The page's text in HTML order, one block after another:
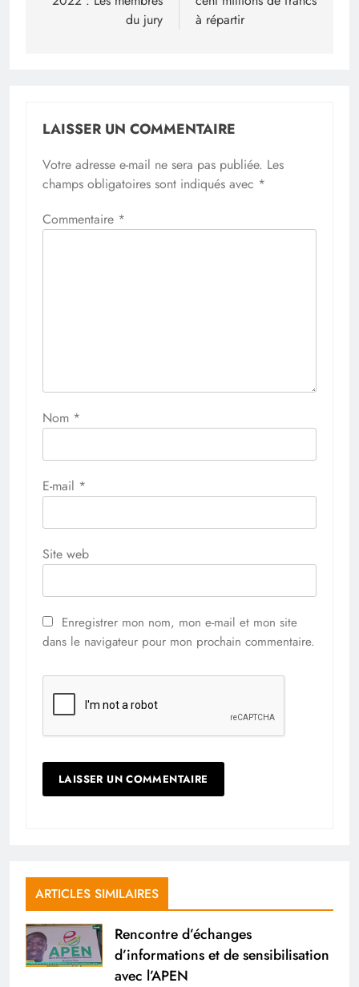
l’article
du jury
à répartir
LAISSER UN COMMENTAIRE
Votre adresse e-mail ne sera pas publiée. Les
champs obligatoires sont indiqués avec *
Commentaire *
Nom *
E-mail *
Site web
Enregistrer mon nom, mon e-mail et mon site
dans le navigateur pour mon prochain commentaire.
ARTICLES SIMILAIRES
Rencontre d’échanges
d’informations et de sensibilisation
avec l’APEN